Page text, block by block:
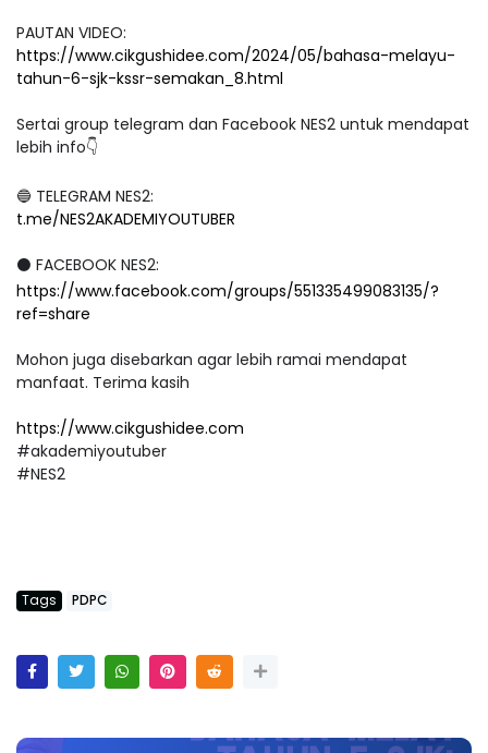
PAUTAN VIDEO:
https://www.cikgushidee.com/2024/05/bahasa-melayu-
tahun-6-sjk-kssr-semakan_8.html
Sertai group telegram dan Facebook NES2 untuk mendapat
lebih info👇
🔵 TELEGRAM NES2:
t.me/NES2AKADEMIYOUTUBER
⚫ FACEBOOK NES2:
https://www.facebook.com/groups/551335499083135/?
ref=share
Mohon juga disebarkan agar lebih ramai mendapat
manfaat. Terima kasih
https://www.cikgushidee.com
#akademiyoutuber
#NES2
Tags PDPC